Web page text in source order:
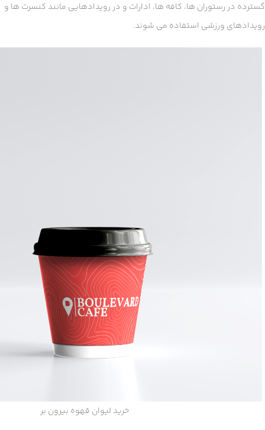
گسترده در رستوران ها، کافه ها، ادارات و در رویدادهایی مانند کنسرت ها و
رویدادهای ورزشی استفاده می شوند.
خرید لیوان قهوه بیرون بر